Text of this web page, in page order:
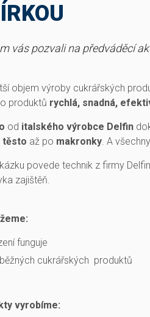
vás pozvali na předváděcí
objem výroby cukrářských
produktů rychlá, snadná,
od italského výrobce Delfin
těsto až po makronky. A
povede technik z firmy
zajištěň.
funguje
cukrářských produktů
vyrobíme: